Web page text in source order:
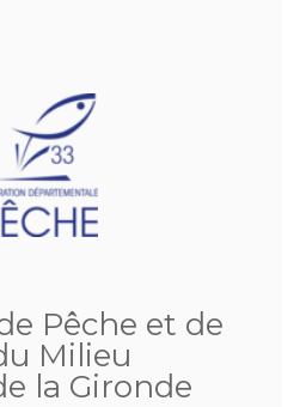
Pêche et de
Milieu
la Gironde